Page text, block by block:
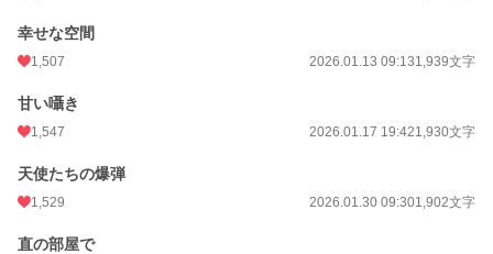
幸せな空間
1,507 2026.01.13 09:131,939文字
甘い囁き
1,547 2026.01.17 19:421,930文字
天使たちの爆弾
1,529 2026.01.30 09:301,902文字
直の部屋で